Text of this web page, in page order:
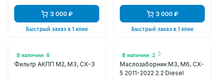
3 000 ₽
Быстрый заказ в 1 клик
3 000 ₽
Быстрый заказ в 1 клик
В наличии: 6
Арт.: FZ1121500
Фильтр АКПП M2, M3, CX-3
В наличии: 2
Арт.: SH0114240
Маслозаборник M3, M6, CX-
5 2011-2022 2.2 Diesel